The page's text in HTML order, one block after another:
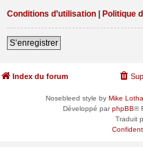
Conditions d’utilisation | Politique
S’enregistrer
Index du forum
Nosebleed style by Mike
Développé parphpBB®
Traduit